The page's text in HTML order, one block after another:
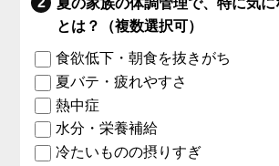
夏の家族の体調管理で、特に気に
とは？（複数選択可）
食欲低下・朝食を抜きがち
夏バテ・疲れやすさ
熱中症
水分・栄養補給
冷たいものの摂りすぎ